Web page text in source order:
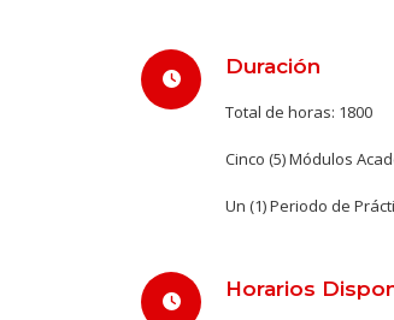
Duración
Total de horas: 1800
Cinco (5) Módulos
Un (1) Periodo de
Horarios